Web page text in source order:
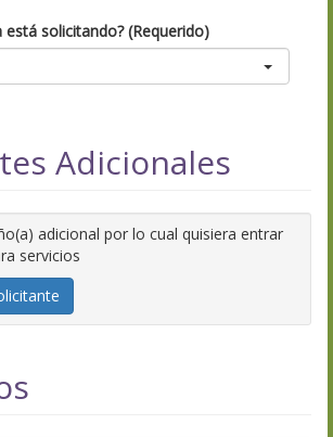
está solicitando? (Requerido)
Adicionales
adicional por lo cual quisiera entrar
servicios